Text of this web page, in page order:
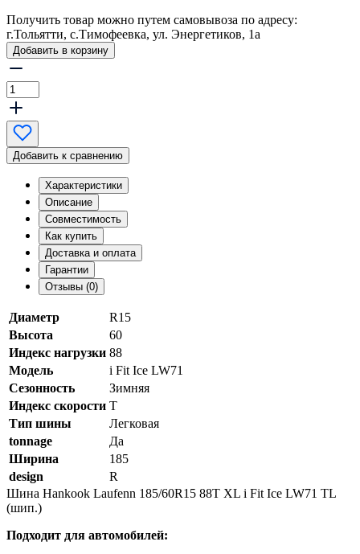
Получить товар можно путем самовывоза по адресу:
г.Тольятти, с.Тимофеевка, ул. Энергетиков, 1а
Добавить в корзину
Добавить к сравнению
Характеристики
Описание
Совместимость
Как купить
Доставка и оплата
Гарантии
Отзывы (0)
Диаметр
R15
Высота
60
Индекс нагрузки 88
Модель
i Fit Ice LW71
Сезонность
Зимняя
Индекс скорости T
Тип шины
Легковая
tonnage
Да
Ширина
185
design
R
Шина Hankook Laufenn 185/60R15 88T XL i Fit Ice LW71 TL
(шип.)
Подходит для автомобилей: